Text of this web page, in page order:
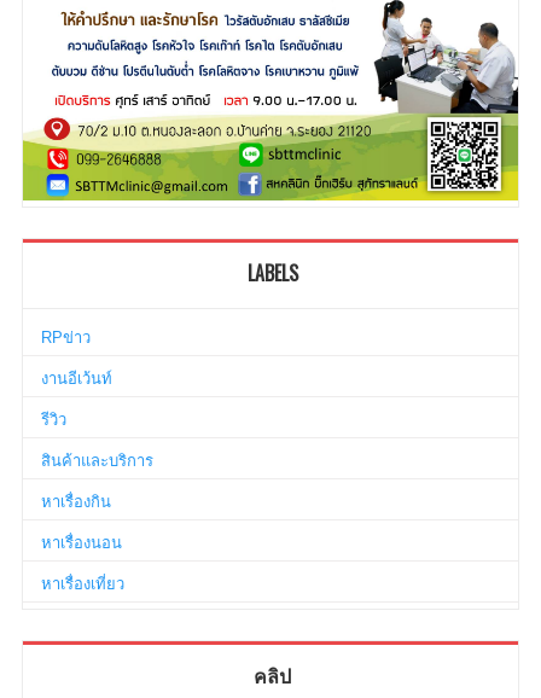
LABELS
RPข่าว
งานอีเว้นท์
รีวิว
สินค้าและบริการ
หาเรื่องกิน
หาเรื่องนอน
หาเรื่องเที่ยว
คลิป